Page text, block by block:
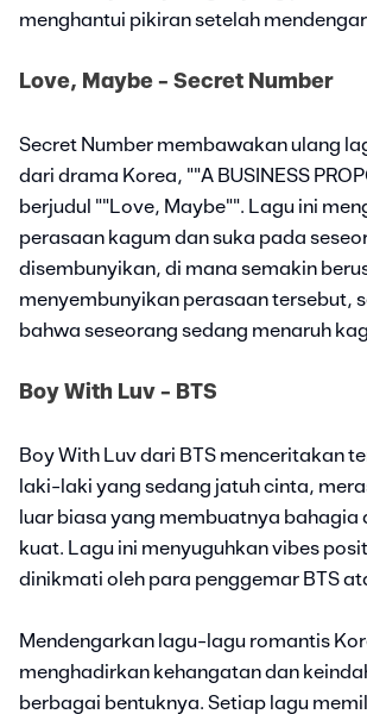
menghantui pikiran setelah
Love, Maybe - Secret Number
Secret Number membawakan ulang
dari drama Korea, ""A BUSINESS
berjudul ""Love, Maybe"". Lagu ini
perasaan kagum dan suka pada
disembunyikan, di mana semakin
menyembunyikan perasaan tersebut,
bahwa seseorang sedang menaruh
Boy With Luv - BTS
Boy With Luv dari BTS menceritakan
laki-laki yang sedang jatuh cinta,
luar biasa yang membuatnya bahagia
kuat. Lagu ini menyuguhkan vibes
dinikmati oleh para penggemar BTS
Mendengarkan lagu-lagu romantis
menghadirkan kehangatan dan
berbagai bentuknya. Setiap lagu